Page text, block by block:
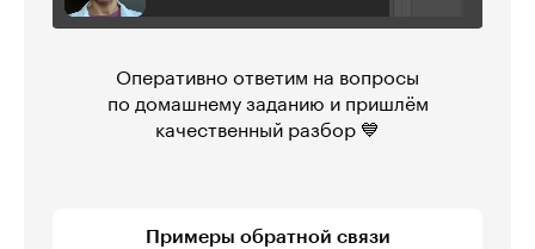
Оперативно ответим на вопросы
по домашнему заданию и пришлём
качественный разбор 💙
Примеры обратной связи